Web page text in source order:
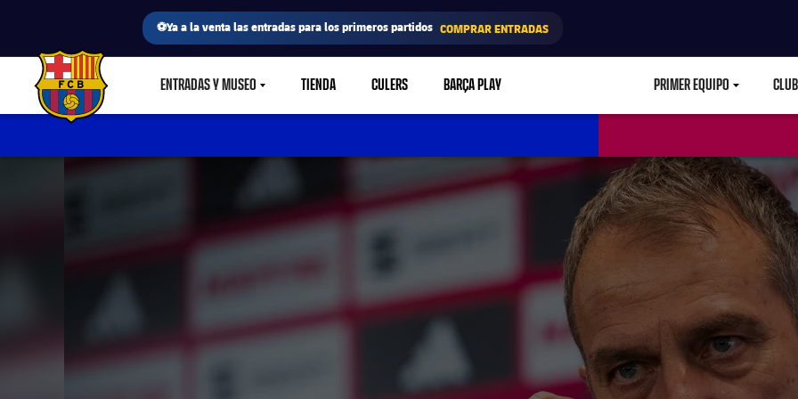
⚽Ya a la venta las entradas para los primeros partidos COMPRAR ENTRADAS
FC Barcelona club badge ENTRADAS Y MUSEOLABEL.SHARE.CARETDOWN
TIENDA CULERS BARÇA PLAY PRIMER EQUIPO CLUB